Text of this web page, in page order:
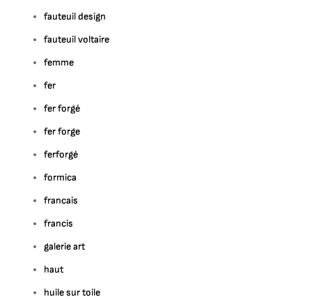
fauteuil design
fauteuil voltaire
femme
fer
fer forgé
fer forge
ferforgé
formica
francais
francis
galerie art
haut
huile sur toile